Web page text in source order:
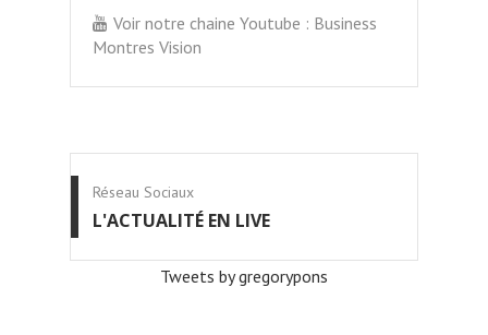
Voir notre chaine Youtube : Business
Montres Vision
Réseau Sociaux
L'ACTUALITÉ EN LIVE
Tweets by gregorypons